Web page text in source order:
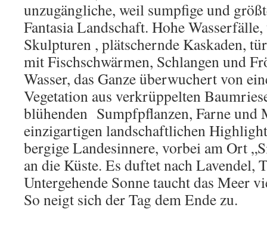
unzugängliche, weil sumpfige und
Fantasia Landschaft. Hohe
Skulpturen , plätschernde Kaskaden,
mit Fischschwärmen, Schlangen und
Wasser, das Ganze überwuchert von
Vegetation aus verkrüppelten
blühenden Sumpfpflanzen, Farne und
einzigartigen landschaftlichen
bergige Landesinnere, vorbei am Ort
an die Küste. Es duftet nach Lavendel,
Untergehende Sonne taucht das Meer
So neigt sich der Tag dem Ende zu.